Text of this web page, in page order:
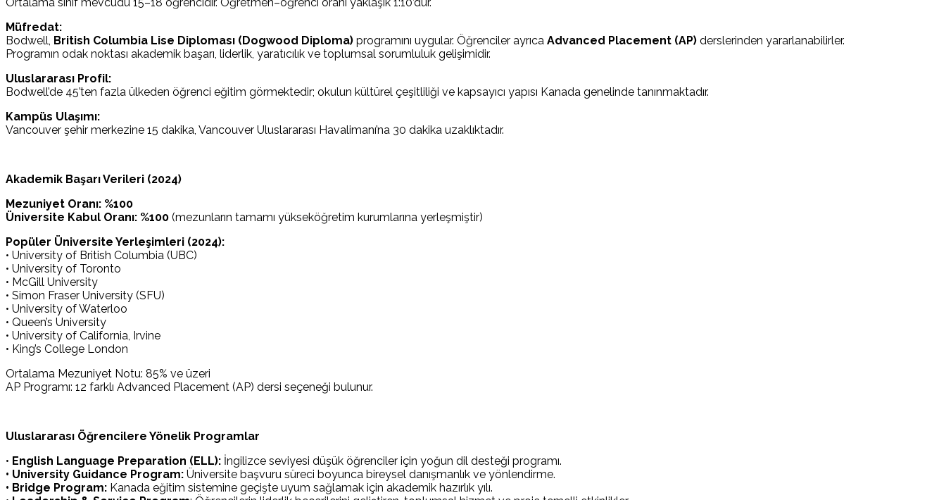
Müfredat:
Bodwell, British Columbia Lise Diploması (Dogwood Diploma) programını uygular. Öğrenciler ayrıca Advanced Placement (AP) derslerinden yararlanabilirler.
Programın odak noktası akademik başarı, liderlik, yaratıcılık ve toplumsal sorumluluk gelişimidir.
Uluslararası Profil:
Bodwell’de 45’ten fazla ülkeden öğrenci eğitim görmektedir; okulun kültürel çeşitliliği ve kapsayıcı yapısı Kanada genelinde tanınmaktadır.
Kampüs Ulaşımı:
Vancouver şehir merkezine 15 dakika, Vancouver Uluslararası Havalimanı’na 30 dakika uzaklıktadır.
Akademik Başarı Verileri (2024)
Mezuniyet Oranı: %100
Üniversite Kabul Oranı: %100 (mezunların tamamı yükseköğretim kurumlarına yerleşmiştir)
Popüler Üniversite Yerleşimleri (2024):
• University of British Columbia (UBC)
• University of Toronto
• McGill University
• Simon Fraser University (SFU)
• University of Waterloo
• Queen’s University
• University of California, Irvine
• King’s College London
Ortalama Mezuniyet Notu: 85% ve üzeri
AP Programı: 12 farklı Advanced Placement (AP) dersi seçeneği bulunur.
Uluslararası Öğrencilere Yönelik Programlar
• English Language Preparation (ELL): İngilizce seviyesi düşük öğrenciler için yoğun dil desteği programı.
• University Guidance Program: Üniversite başvuru süreci boyunca bireysel danışmanlık ve yönlendirme.
• Bridge Program: Kanada eğitim sistemine geçişte uyum sağlamak için akademik hazırlık yılı.